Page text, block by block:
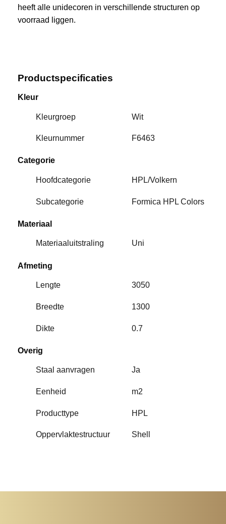
heeft alle unidecoren in verschillende structuren op
voorraad liggen.
Productspecificaties
Kleur
Kleurgroep Wit
Kleurnummer F6463
Categorie
Hoofdcategorie HPL/Volkern
Subcategorie Formica HPL Colors
Materiaal
Materiaaluitstraling Uni
Afmeting
Lengte 3050
Breedte 1300
Dikte 0.7
Overig
Staal aanvragen Ja
Eenheid m2
Producttype HPL
Oppervlaktestructuur Shell